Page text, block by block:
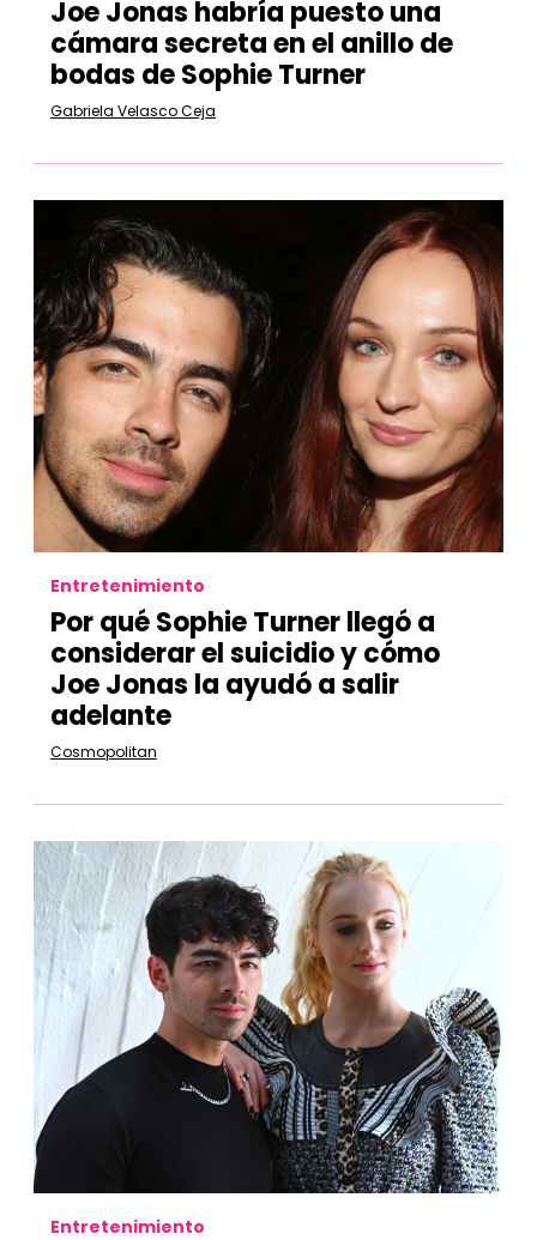
Joe Jonas habría puesto una
cámara secreta en el anillo de
bodas de Sophie Turner
Gabriela Velasco Ceja
Entretenimiento
Por qué Sophie Turner llegó a
considerar el suicidio y cómo
Joe Jonas la ayudó a salir
adelante
Cosmopolitan
Entretenimiento